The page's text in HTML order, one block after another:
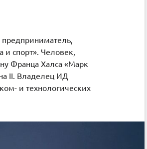
и спорт». Человек,
Франца Халса «Марк
II. Владелец ИД
и технологических